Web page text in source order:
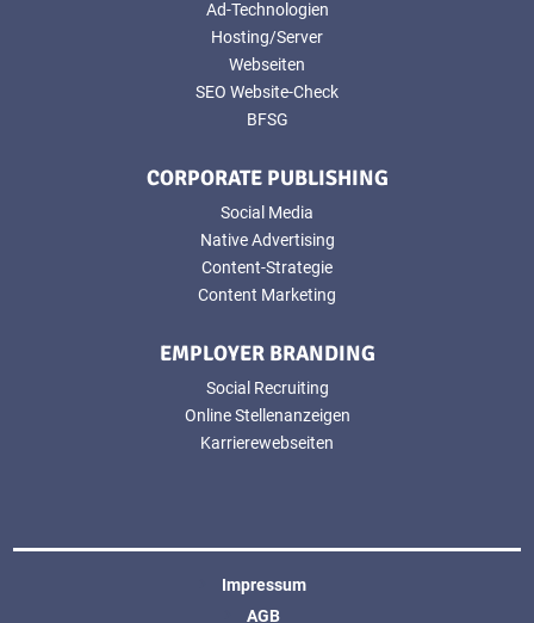
Ad-Technologien
Hosting/Server
Webseiten
SEO Website-Check
BFSG
CORPORATE PUBLISHING
Social Media
Native Advertising
Content-Strategie
Content Marketing
EMPLOYER BRANDING
Social Recruiting
Online Stellenanzeigen
Karrierewebseiten
Impressum
AGB